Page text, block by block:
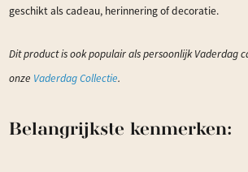
geschikt als cadeau, herinnering of decoratie.
Dit product is ook populair als persoonlijk Vaderdag
onze Vaderdag Collectie.
Belangrijkste kenmerken: